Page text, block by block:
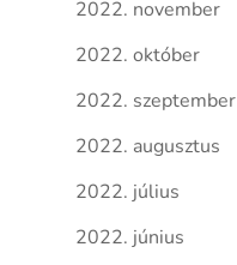
2022. november
2022. október
2022. szeptember
2022. augusztus
2022. július
2022. június